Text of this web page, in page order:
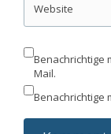
Website
Benachrichtige
Mail.
Benachrichtige